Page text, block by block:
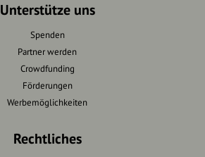
Unterstütze uns
Spenden
Partner werden
Crowdfunding
Förderungen
Werbemöglichkeiten
Rechtliches